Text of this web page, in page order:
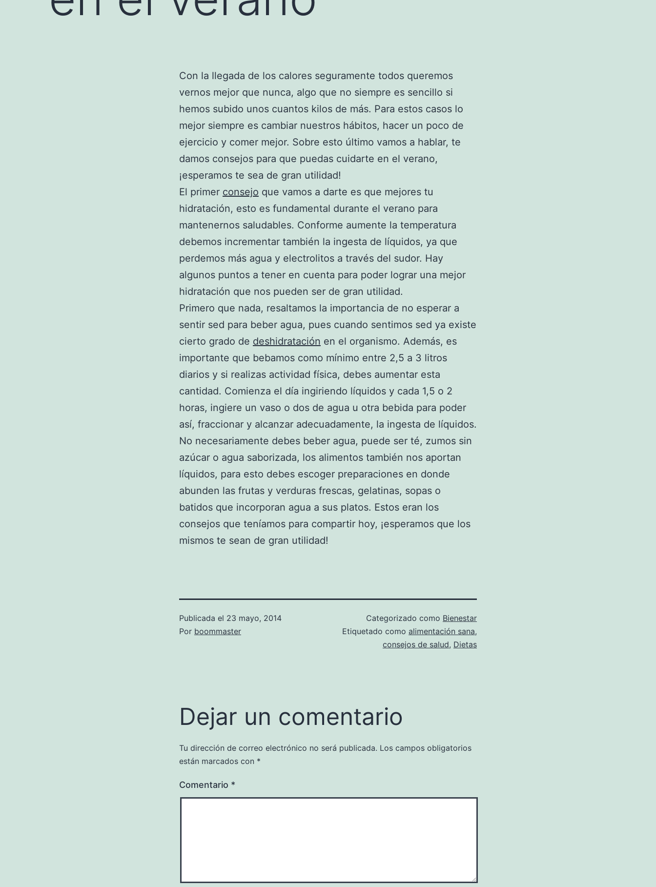
Con la llegada de los calores seguramente todos queremos
vernos mejor que nunca, algo que no siempre es sencillo si
hemos subido unos cuantos kilos de más. Para estos casos lo
mejor siempre es cambiar nuestros hábitos, hacer un poco de
ejercicio y comer mejor. Sobre esto último vamos a hablar, te
damos consejos para que puedas cuidarte en el verano,
¡esperamos te sea de gran utilidad!
El primer consejo que vamos a darte es que mejores tu
hidratación, esto es fundamental durante el verano para
mantenernos saludables. Conforme aumente la temperatura
debemos incrementar también la ingesta de líquidos, ya que
perdemos más agua y electrolitos a través del sudor. Hay
algunos puntos a tener en cuenta para poder lograr una mejor
hidratación que nos pueden ser de gran utilidad.
Primero que nada, resaltamos la importancia de no esperar a
sentir sed para beber agua, pues cuando sentimos sed ya existe
cierto grado de deshidratación en el organismo. Además, es
importante que bebamos como mínimo entre 2,5 a 3 litros
diarios y si realizas actividad física, debes aumentar esta
cantidad. Comienza el día ingiriendo líquidos y cada 1,5 o 2
horas, ingiere un vaso o dos de agua u otra bebida para poder
así, fraccionar y alcanzar adecuadamente, la ingesta de líquidos.
No necesariamente debes beber agua, puede ser té, zumos sin
azúcar o agua saborizada, los alimentos también nos aportan
líquidos, para esto debes escoger preparaciones en donde
abunden las frutas y verduras frescas, gelatinas, sopas o
batidos que incorporan agua a sus platos. Estos eran los
consejos que teníamos para compartir hoy, ¡esperamos que los
mismos te sean de gran utilidad!
Publicada el 23 mayo, 2014
Por boommaster
Categorizado como Bienestar
Etiquetado como alimentación sana,
consejos de salud, Dietas
Dejar un comentario
Tu dirección de correo electrónico no será publicada. Los campos obligatorios
están marcados con *
Comentario *